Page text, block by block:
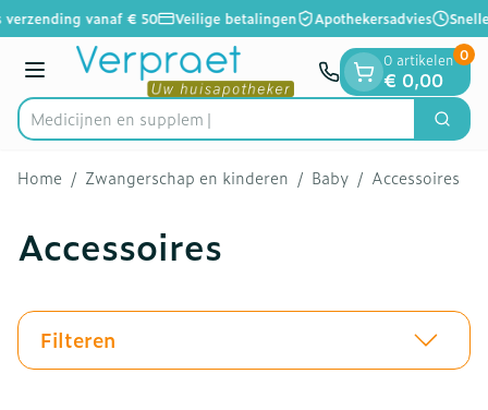
Ga naar de inhoud
1 van 1vanaf € 50 Veilige betalingen Apothekersadvies
Menu
Product, merk, categorie...
Medi Zoek
0 artikelen
€ 0,00
0
Home / Zwangerschap en kinderen / Baby / Accessoires
Accessoires
Filteren